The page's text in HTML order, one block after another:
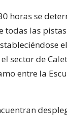
horas se
todas las
sector de
entre la